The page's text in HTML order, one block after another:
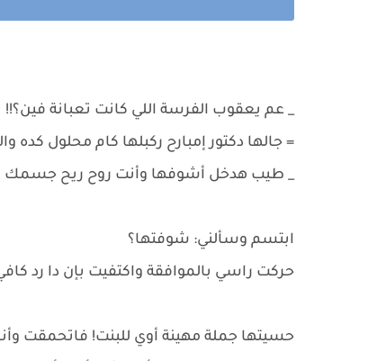
_ عم يعقوب الفرسة اللي كانت تعبانة فين؟!!
= جالها دكتور إمبارح ركبلها كام محلول كده
_ طيب هدخل أشوفها وأنت روح ريح جسمك
ابتسم وسألني: شوفتها؟
حركت راسي بالموافقة واكتفيت بإن دا رد
حسيتها جملة مهينة أوي للبنت! فاتحمقت